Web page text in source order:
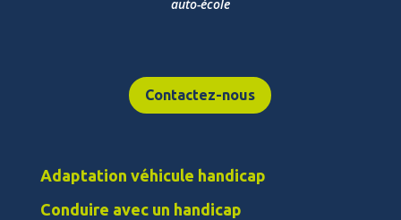
auto-école
Contactez-nous
Adaptation véhicule handicap
Conduire avec un handicap